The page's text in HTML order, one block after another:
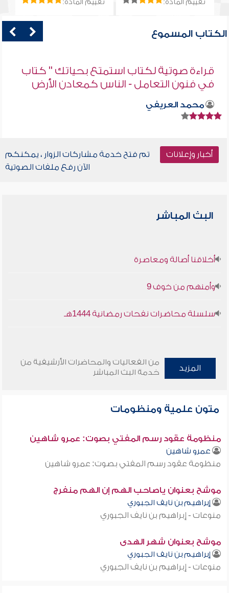
تقييم المادة: تقييم المادة:
الكتاب المسموع
قراءة صوتية لكتاب استمتع بحياتك " كتاب
في فنون التعامل - الناس كمعادن الأرض
محمد العريفي
أخبار وإعلانات
تم فتح خدمة مشاركات الزوار ، يمكنكم
الآن رفع ملفات الصوتية
البث المباشر
أخلاقنا أصالة ومعاصرة
وأمنهم من خوف 9
سلسلة محاضرات نفحات رمضانية 1444هـ
المزيد
من الفعاليات والمحاضرات الأرشيفية من
خدمة البث المباشر
متون علمية ومنظومات
منظومة عقود رسم المفتي بصوت: عمرو شاهين
عمرو شاهين
منظومة عقود رسم المفتي بصوت: عمرو شاهين
موشح بعنوان ياصاحب الهم إن الهم منفرج
إبراهيم بن نايف الجبوري
منوعات - إبراهيم بن نايف الجبوري
موشح بعنوان شهر الهدى
إبراهيم بن نايف الجبوري
منوعات - إبراهيم بن نايف الجبوري